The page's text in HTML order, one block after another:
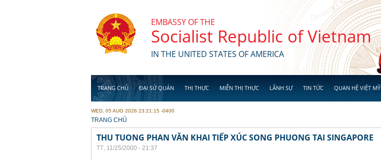
EMBASSY OF THE
Socialist Republic of Vietnam
IN THE UNITED STATES OF AMERICA
TRANG CHỦ ĐẠI SỨ QUÁN THỊ THỰC MIỄN THỊ THỰC LÃNH SỰ TIN TỨC QUAN HỆ VIỆT MỸ
WED, 05 AUG 2026 23:21:15 -0400
YOU ARE HERE
TRANG CHỦ
THU TUONG PHAN VĂN KHAI TIẾP XÚC SONG PHUONG TAI SINGAPORE
T7, 11/25/2000 - 21:37